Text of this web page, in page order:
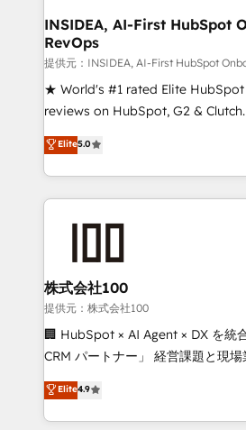
INSIDEA, AI-First HubSpot
RevOps
提供元：INSIDEA, AI-First HubSpot
★ World's #1 rated Elite HubSpot
reviews on HubSpot, G2 &
Certified Experts & Trainers
1,500+ implementations across
First, RevOps-led, Onboarding
Company of the Year 2024/25 INSIDEA helps
and build AI-powered workflows
from week one, in your time zone. What we do ➤
Onboarding: Live in weeks, with
around your business, not a
Move from any legacy CRM. Zero
run your revenue process. Sales,
service wired together. ➤ AI and
Elite5.0
株式会社100
提供元：株式会社100
🏢 HubSpot × AI Agent × DX を統
CRM パートナー」 経営課題と現場業務をつなぐAIネイ
ティブ・エージェンシーとして、
力で顧客フロント業務を再設計します。 💡
をする会社か？ HubSpotを共通基
Elite4.9